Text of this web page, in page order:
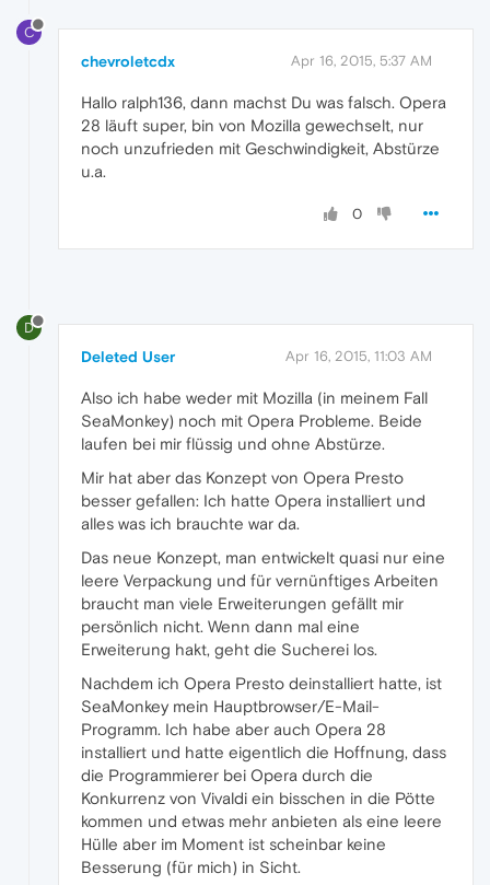
C
chevroletcdx Apr 16, 2015, 5:37 AM
Hallo ralph136, dann machst Du was falsch. Opera
28 läuft super, bin von Mozilla gewechselt, nur
noch unzufrieden mit Geschwindigkeit, Abstürze
u.a.
0
D
Deleted User Apr 16, 2015, 11:03 AM
Also ich habe weder mit Mozilla (in meinem Fall
SeaMonkey) noch mit Opera Probleme. Beide
laufen bei mir flüssig und ohne Abstürze.
Mir hat aber das Konzept von Opera Presto
besser gefallen: Ich hatte Opera installiert und
alles was ich brauchte war da.
Das neue Konzept, man entwickelt quasi nur eine
leere Verpackung und für vernünftiges Arbeiten
braucht man viele Erweiterungen gefällt mir
persönlich nicht. Wenn dann mal eine
Erweiterung hakt, geht die Sucherei los.
Nachdem ich Opera Presto deinstalliert hatte, ist
SeaMonkey mein Hauptbrowser/E-Mail-
Programm. Ich habe aber auch Opera 28
installiert und hatte eigentlich die Hoffnung, dass
die Programmierer bei Opera durch die
Konkurrenz von Vivaldi ein bisschen in die Pötte
kommen und etwas mehr anbieten als eine leere
Hülle aber im Moment ist scheinbar keine
Besserung (für mich) in Sicht.